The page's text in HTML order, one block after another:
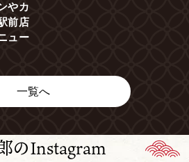
やカ
前店
ュー
一覧へ
のInstagram